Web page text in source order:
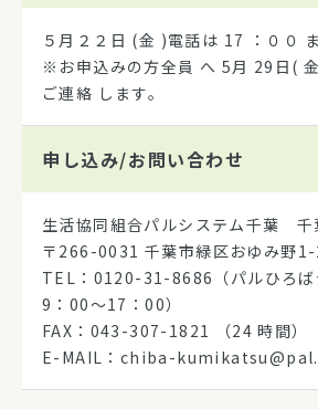
５月２２日 (金 )電話は 17 ：００
※お申込みの方全員 へ 5月 29日(
ご連絡 します。
申し込み/お問い合わせ
生活協同組合パルシステム千葉 千
〒266-0031 千葉市緑区おゆみ野
TEL：0120-31-8686（パルひろ
9：00～17：00）
FAX：043-307-1821 （24 時間）
E-MAIL：chiba-